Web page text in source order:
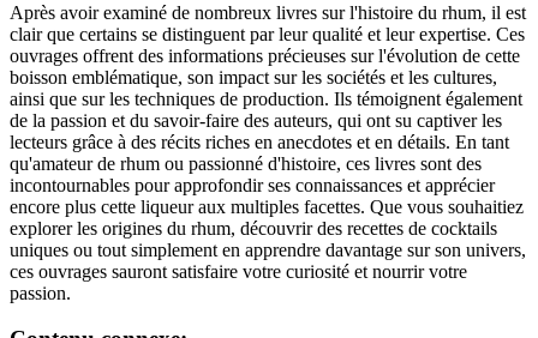
Après avoir examiné de nombreux livres sur l'histoire du rhum, il est
clair que certains se distinguent par leur qualité et leur expertise. Ces
ouvrages offrent des informations précieuses sur l'évolution de cette
boisson emblématique, son impact sur les sociétés et les cultures,
ainsi que sur les techniques de production. Ils témoignent également
de la passion et du savoir-faire des auteurs, qui ont su captiver les
lecteurs grâce à des récits riches en anecdotes et en détails. En tant
qu'amateur de rhum ou passionné d'histoire, ces livres sont des
incontournables pour approfondir ses connaissances et apprécier
encore plus cette liqueur aux multiples facettes. Que vous souhaitiez
explorer les origines du rhum, découvrir des recettes de cocktails
uniques ou tout simplement en apprendre davantage sur son univers,
ces ouvrages sauront satisfaire votre curiosité et nourrir votre
passion.